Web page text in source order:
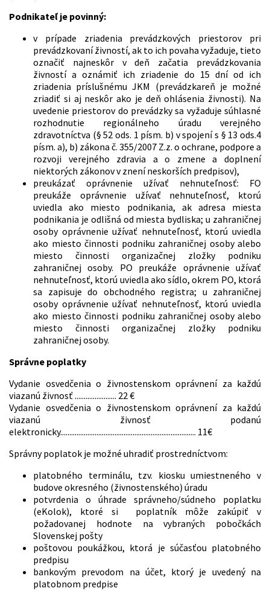
Podnikateľ je povinný:
v prípade zriadenia prevádzkových priestorov pri
prevádzkovaní živností, ak to ich povaha vyžaduje, tieto
označiť najneskôr v deň začatia prevádzkovania
živností a oznámiť ich zriadenie do 15 dní od ich
zriadenia príslušnému JKM (prevádzkareň je možné
zriadiť si aj neskôr ako je deň ohlásenia živnosti). Na
uvedenie priestorov do prevádzky sa vyžaduje súhlasné
rozhodnutie regionálneho úradu verejného
zdravotníctva (§ 52 ods. 1 písm. b) v spojení s § 13 ods.4
písm. a), b) zákona č. 355/2007 Z.z. o ochrane, podpore a
rozvoji verejného zdravia a o zmene a doplnení
niektorých zákonov v znení neskorších predpisov),
preukázať oprávnenie užívať nehnuteľnosť: FO
preukáže oprávnenie užívať nehnuteľnosť, ktorú
uviedla ako miesto podnikania, ak adresa miesta
podnikania je odlišná od miesta bydliska; u zahraničnej
osoby oprávnenie užívať nehnuteľnosť, ktorú uviedla
ako miesto činnosti podniku zahraničnej osoby alebo
miesto činnosti organizačnej zložky podniku
zahraničnej osoby. PO preukáže oprávnenie užívať
nehnuteľnosť, ktorú uviedla ako sídlo, okrem PO, ktorá
sa zapisuje do obchodného registra; u zahraničnej
osoby oprávnenie užívať nehnuteľnosť, ktorú uviedla
ako miesto činnosti podniku zahraničnej osoby alebo
miesto činnosti organizačnej zložky podniku
zahraničnej osoby.
Správne poplatky
Vydanie osvedčenia o živnostenskom oprávnení za každú
viazanú živnosť ....................... 22 €
Vydanie osvedčenia o živnostenskom oprávnení za každú
viazanú živnosť podanú
elektronicky........................................................................... 11€
Správny poplatok je možné uhradiť prostredníctvom:
platobného terminálu, tzv. kiosku umiestneného v
budove okresného (živnostenského) úradu
potvrdenia o úhrade správneho/súdneho poplatku
(eKolok), ktoré si poplatník môže zakúpiť v
požadovanej hodnote na vybraných pobočkách
Slovenskej pošty
poštovou poukážkou, ktorá je súčasťou platobného
predpisu
bankovým prevodom na účet, ktorý je uvedený na
platobnom predpise